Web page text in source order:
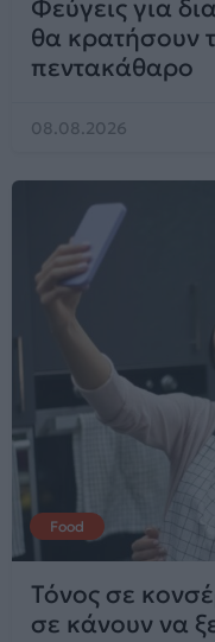
Φεύγεις για
θα κρατήσουν
πεντακάθαρο
08.08.2026
Food
Τόνος σε
σε κάνουν να